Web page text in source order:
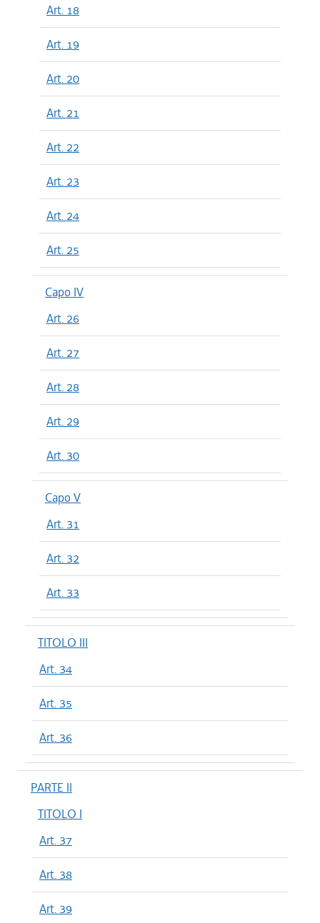
Art. 18
Art. 19
Art. 20
Art. 21
Art. 22
Art. 23
Art. 24
Art. 25
Capo IV
Art. 26
Art. 27
Art. 28
Art. 29
Art. 30
Capo V
Art. 31
Art. 32
Art. 33
TITOLO III
Art. 34
Art. 35
Art. 36
PARTE II
TITOLO I
Art. 37
Art. 38
Art. 39